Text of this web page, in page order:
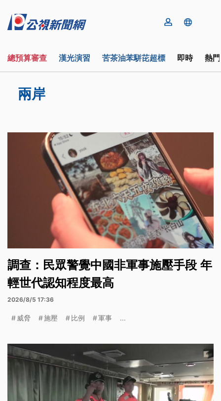
總預算審查 漢光演習 苦茶油苯駢芘超標 即時 熱
兩岸
調查：民眾警覺中國非軍事施壓手段 年
輕世代認知程度最高
2026/8/5 17:36
威脅 施壓 比例 軍事 ...